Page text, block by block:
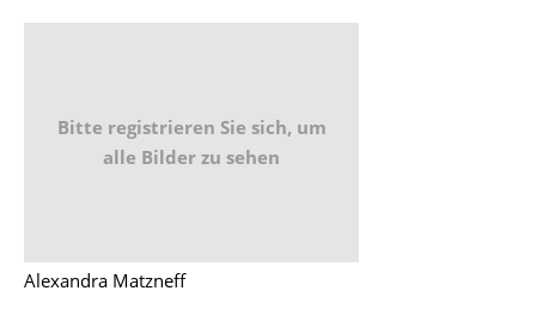
Bitte registrieren Sie sich, um
alle Bilder zu sehen
Alexandra Matzneff